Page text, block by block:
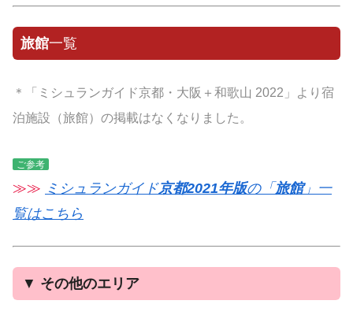
旅館一覧
＊「ミシュランガイド京都・大阪＋和歌山 2022」より宿
泊施設（旅館）の掲載はなくなりました。
ご参考
≫≫ ミシュランガイド京都2021年版の「 旅館」一
覧はこちら
▼ その他のエリア